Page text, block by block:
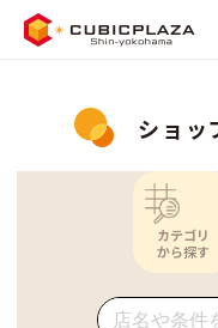
ショッ
カテゴリ
から探す